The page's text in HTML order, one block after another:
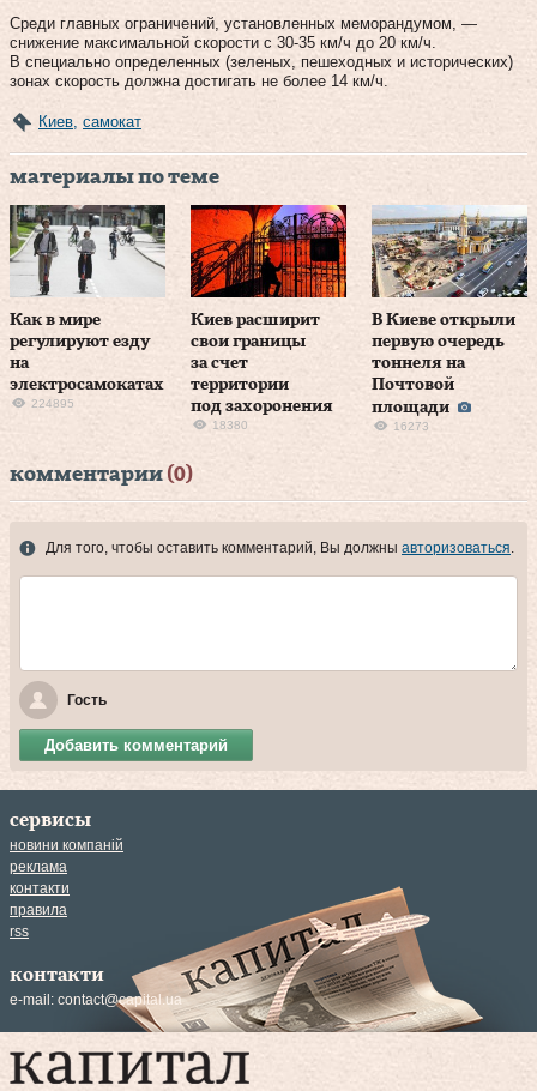
Среди главных ограничений, установленных меморандумом, —
снижение максимальной скорости с 30-35 км/ч до 20 км/ч.
В специально определенных (зеленых, пешеходных и исторических)
зонах скорость должна достигать не более 14 км/ч.
Киев самокат
материалы по теме
Как в мире
регулируют езду
на
электросамокатах
224895
Киев расширит
свои границы
за счет
территории
под захоронения
18380
В Киеве открыли
первую очередь
тоннеля на
Почтовой
площади
16273
комментарии (0)
Для того, чтобы оставить комментарий, Вы должны авторизоваться.
Гость
Добавить комментарий
сервисы
новини компаній
реклама
контакти
правила
rss
контакти
e-mail: contact@capital.ua